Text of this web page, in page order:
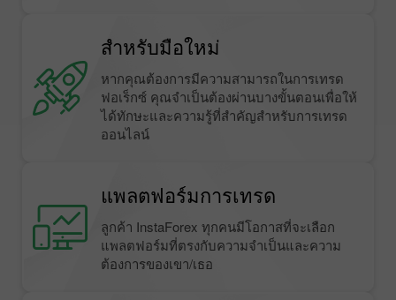
สำหรับมือใหม่
หากคุณต้องการมีความสามารถในการเทรด
ฟอเร็กซ์ คุณจำเป็นต้องผ่านบางขั้นตอนเพื่อให้
ได้ทักษะและความรู้ที่สำคัญสำหรับการเทรด
ออนไลน์
แพลตฟอร์มการเทรด
ลูกค้า InstaForex ทุกคนมีโอกาสที่จะเลือก
แพลตฟอร์มที่ตรงกับความจำเป็นและความ
ต้องการของเขา/เธอ